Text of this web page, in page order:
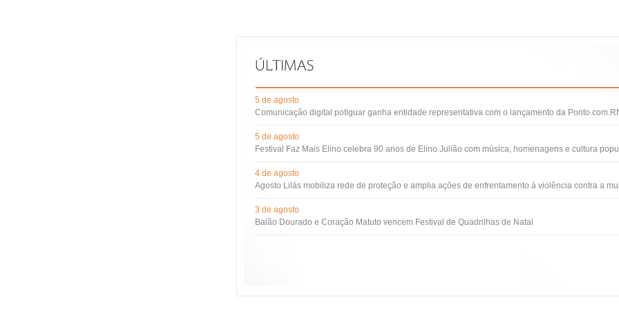
5 de agosto
Comunicação digital potiguar ganha entidade representativa com o lançamento da
5 de agosto
Festival Faz Mais Elino celebra 90 anos de Elino Julião com música, homenagens e cultura
4 de agosto
Agosto Lilás mobiliza rede de proteção e amplia ações de enfrentamento à violência contra a
3 de agosto
Balão Dourado e Coração Matuto vencem Festival de Quadrilhas de Natal